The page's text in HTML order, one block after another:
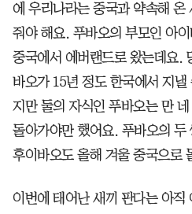
에 우리나라는 중국과 약속해 온
줘야 해요. 푸바오의 부모인 아
중국에서 에버랜드로 왔는데요.
바오가 15년 정도 한국에서 지
지만 둘의 자식인 푸바오는 만
돌아가야만 했어요. 푸바오의 두
후이바오도 올해 겨울 중국으로
이번에 태어난 새끼 판다는 아직